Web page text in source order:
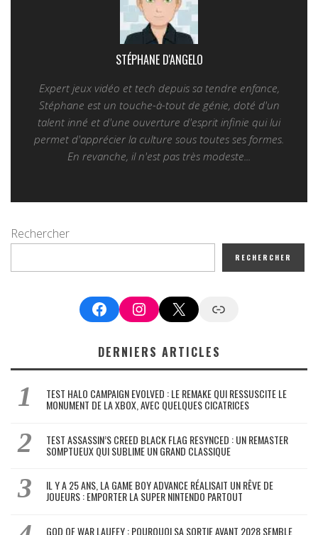
STÉPHANE D'ANGELO
Expert jeux vidéo et tech depuis sa tendre enfance,
Stéphane est un touche-à-tout de génie, doté d'un
talent inné et d'une ouverture d'esprit infinie qui lui
permet d'apprécier la culture sous toutes ses formes.
En revanche, il n'est pas très modeste...
Rechercher
RECHERCHER
FacebookInstagram
X Google News
DERNIERS ARTICLES
TEST HALO CAMPAIGN EVOLVED : LE REMAKE QUI RESSUSCITE LE
MONUMENT DE LA XBOX, AVEC QUELQUES CICATRICES
TEST ASSASSIN’S CREED BLACK FLAG RESYNCED : UN REMASTER
SOMPTUEUX QUI SUBLIME UN GRAND CLASSIQUE
IL Y A 25 ANS, LA GAME BOY ADVANCE RÉALISAIT UN RÊVE DE
JOUEURS : EMPORTER LA SUPER NINTENDO PARTOUT
GOD OF WAR LAUFEY : POURQUOI SA SORTIE AVANT 2028 SEMBLE